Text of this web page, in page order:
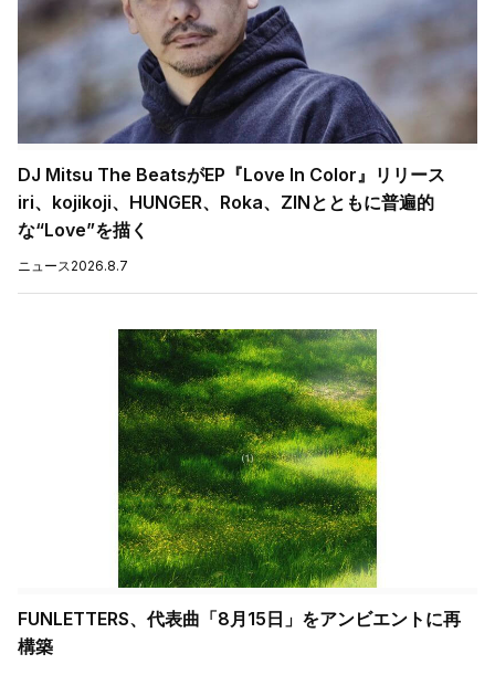
DJ Mitsu The BeatsがEP『Love In Color』リリース
iri、kojikoji、HUNGER、Roka、ZINとともに普遍的
な“Love”を描く
ニュース2026.8.7
FUNLETTERS、代表曲「8月15日」をアンビエントに再
構築